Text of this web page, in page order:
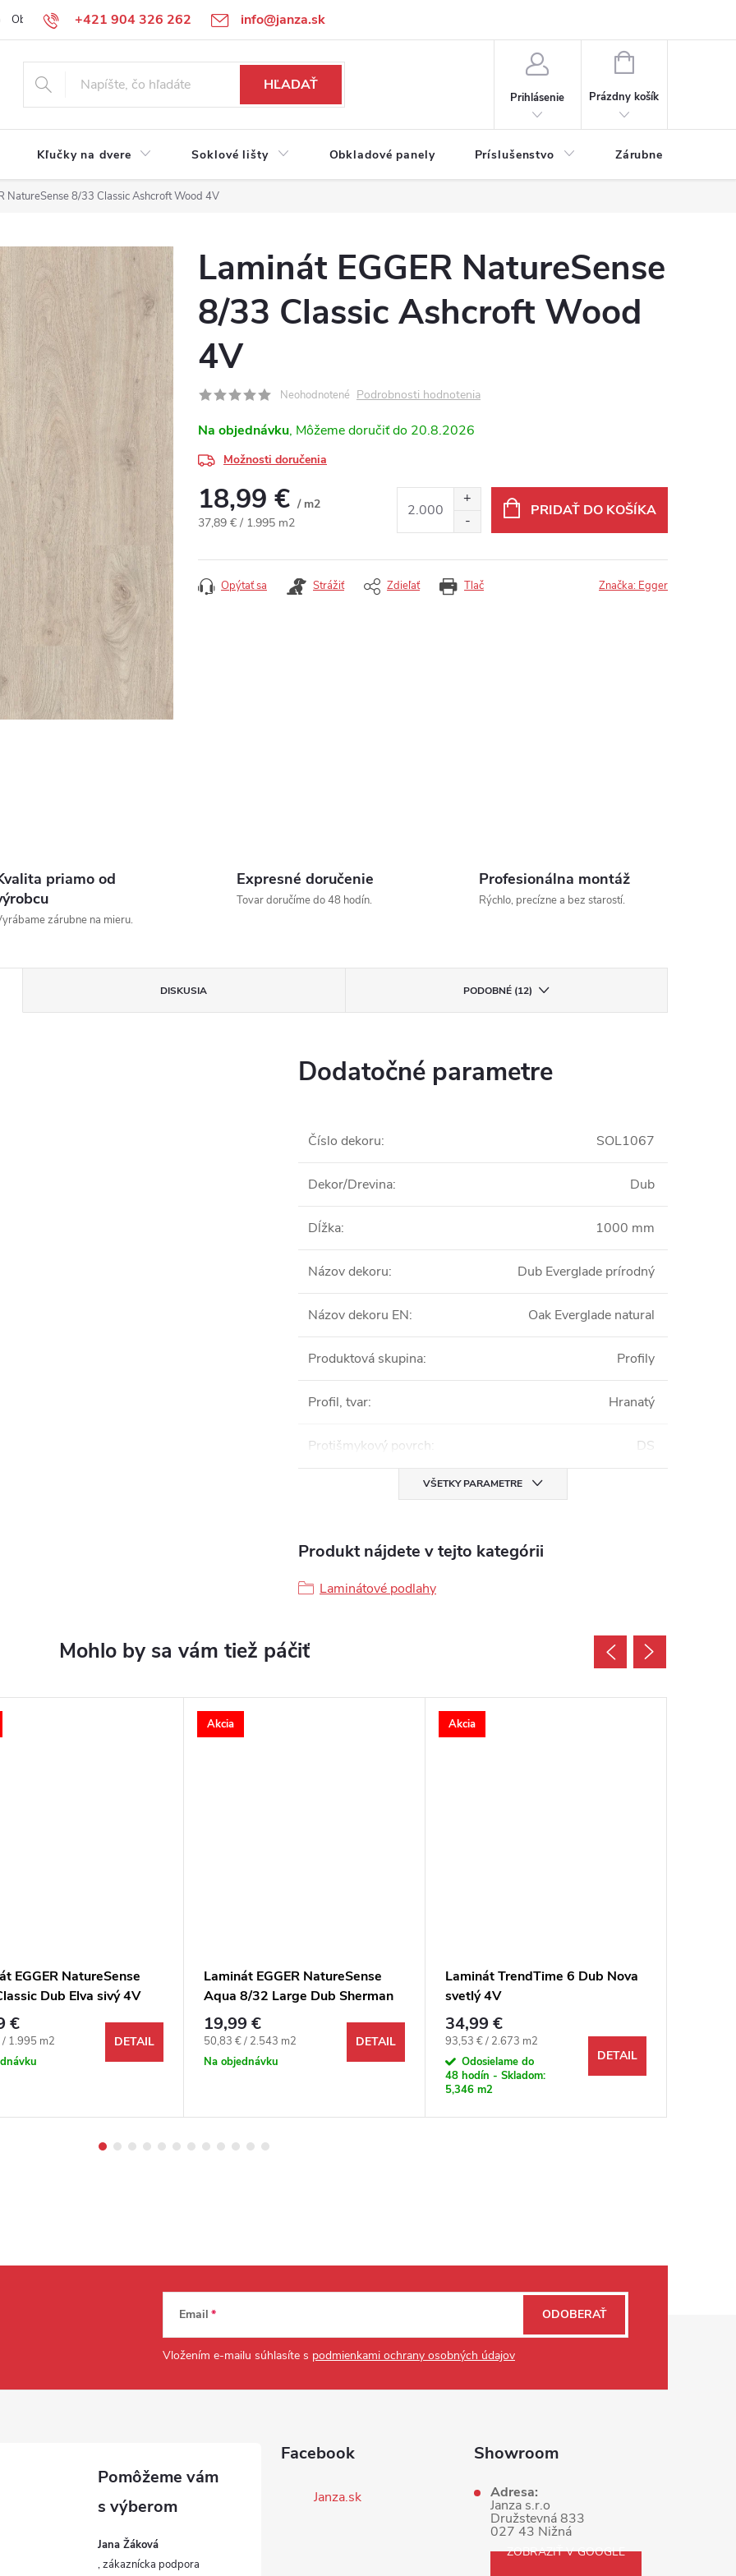
+421 904 326 262 info@janza.sk
Obchodné podmienky Reklamačné podmienky Podmienky ochrany osobných údajov
HĽADAŤ
Prihlásenie
NÁKUPNÝ KOŠÍK
Prázdny košík
Kľučky na dvere Soklové lišty Obkladové panely Príslušenstvo Zárubne
NatureSense 8/33 Classic Ashcroft Wood 4V
Laminát EGGER NatureSense
8/33 Classic Ashcroft Wood
4V
Neohodnotené Podrobnosti hodnotenia
Na objednávku 20.8.2026
Možnosti doručenia
18,99 € / m2
Jednotková cena:
37,89 € / 1.995 m2
PRIDAŤ DO KOŠÍKA
Tlač
Opýtať sa Strážiť Zdieľať Značka: Egger
priamo od
zárubne na mieru.
Expresné doručenie
Tovar doručíme do 48 hodín.
Profesionálna montáž
Rýchlo, precízne a bez starostí.
DISKUSIA PODOBNÉ (12)
Dodatočné parametre
Číslo dekoru: SOL1067
Dekor/Drevina: Dub
Dĺžka: 1000 mm
Názov dekoru: Dub Everglade prírodný
Názov dekoru EN: Oak Everglade natural
Produktová skupina: Profily
Profil, tvar: Hranatý
Protišmykový povrch: DS
VŠETKY PARAMETRE
Produkt nájdete v tejto kategórii
Laminátové podlahy
EGGER NatureSense
Dub Elva sivý 4V
€
cena:
1.995 m2
DETAIL
Akcia
Laminát EGGER NatureSense
Aqua 8/32 Large Dub Sherman
hnedý 4V
19,99 €
Jednotková cena:
50,83 € / 2.543 m2
Na objednávku
DETAIL
Akcia
Laminát TrendTime 6 Dub Nova
svetlý 4V
34,99 €
Jednotková cena:
93,53 € / 2.673 m2
Odosielame do
48 hodín - Skladom:
5,346 m2
DETAIL
Email
Vložením e-mailu súhlasíte s podmienkami ochrany osobných údajov
ODOBERAŤ
Jana Žáková
Facebook
Janza.sk
Showroom
Adresa:
Janza s.r.o
Družstevná 833
027 43 Nižná
ZOBRAZIŤ V GOOGLE